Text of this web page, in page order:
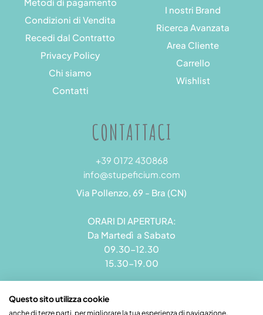
Condizioni di Vendita
Recedi dal Contratto
Privacy Policy
Chi siamo
Contatti
I nostri Brand
Ricerca Avanzata
Area Cliente
Carrello
Wishlist
CONTATTACI
+39 0172 430868
info@stupeficium.com
Via Pollenzo, 69 - Bra (CN)
ORARI DI APERTURA:
Da Martedì a Sabato
09.30-12.30
15.30-19.00
Questo sito utilizza cookie
anche di terze parti, per migliorare la tua esperienza di navigazione.